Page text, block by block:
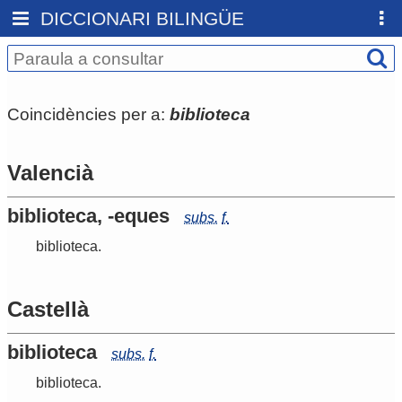
DICCIONARI BILINGÜE
Coincidències per a: biblioteca
Valencià
biblioteca, -eques subs. f.
biblioteca.
Castellà
biblioteca subs. f.
biblioteca.